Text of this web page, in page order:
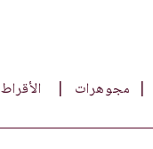
مجوهرات الأقراط